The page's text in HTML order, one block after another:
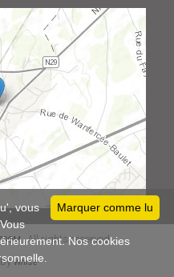
All rights reserved
byWhise
Marquer comme lu
vous
Nos cookies